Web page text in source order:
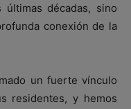
décadas, sino
conexión de la
un fuerte vínculo
residentes, y hemos